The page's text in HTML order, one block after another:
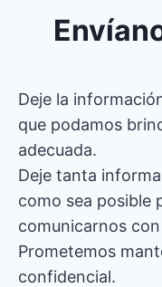
Deje la
que podamos
adecuada.
Deje tanta
como sea posible
comunicarnos
Prometemos
confidencial.